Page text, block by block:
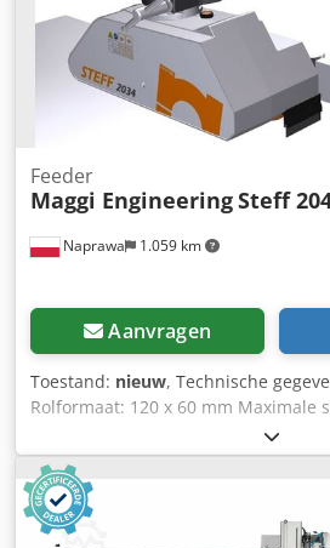
productielijnen
Naprawa 1.059 km
Feeder
Maggi EngineeringSteff
Aanvragen
Toestand: nieuw, Technische
Rolformaat: 120 x 60 mm Maximale
versnellingen: 8 Voedingssnelheid:
33 m/min. Afstand tussen rollen:
tussen eerste en laatste rol: 421
2800 tpm. Totaal vermogen: 0,75 kW
Acioa